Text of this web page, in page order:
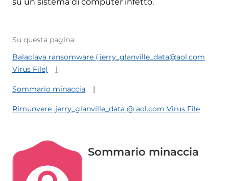
su un sistema di computer infetto.
Su questa pagina:
Balaclava ransomware (.jerry_glanville_data@aol.com
Virus File)
Sommario minaccia
Rimuovere .jerry_glanville_data @ aol.com Virus File
Sommario minaccia